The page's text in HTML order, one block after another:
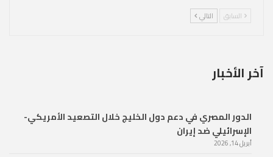
السابق التالي
آخر الأخبار
الدور المصري في دعم دول الخليج خلال التصعيد الأمريكي-
الإسرائيلي ضد إيران
أبريل 14, 2026